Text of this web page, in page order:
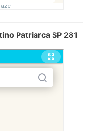
Patriarca SP 281